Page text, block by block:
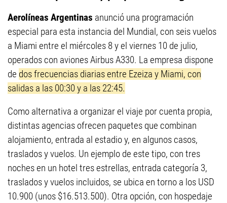
Aerolíneas Argentinas anunció una programación
especial para esta instancia del Mundial, con seis vuelos
a Miami entre el miércoles 8 y el viernes 10 de julio,
operados con aviones Airbus A330. La empresa dispone
de dos frecuencias diarias entre Ezeiza y Miami, con
salidas a las 00:30 y a las 22:45.
Como alternativa a organizar el viaje por cuenta propia,
distintas agencias ofrecen paquetes que combinan
alojamiento, entrada al estadio y, en algunos casos,
traslados y vuelos. Un ejemplo de este tipo, con tres
noches en un hotel tres estrellas, entrada categoría 3,
traslados y vuelos incluidos, se ubica en torno a los USD
10.900 (unos $16.513.500). Otra opción, con hospedaje